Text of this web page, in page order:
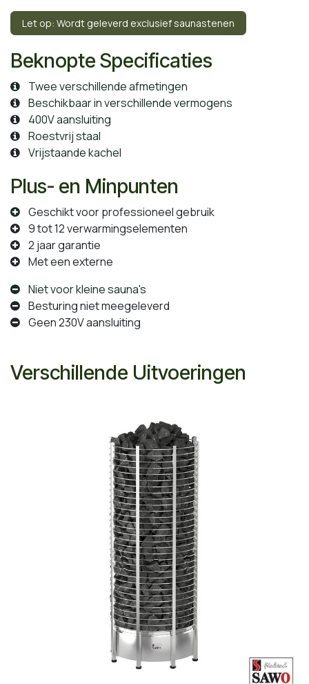
Let op: Wordt geleverd exclusief saunastenen
Beknopte Specificaties
Twee verschillende afmetingen
Beschikbaar in verschillende vermogens
400V aansluiting
Roestvrij staal
Vrijstaande kachel
Plus- en Minpunten
Geschikt voor professioneel gebruik
9 tot 12 verwarmingselementen
2 jaar garantie
Met een externe
Niet voor kleine sauna's
Besturing niet meegeleverd
Geen 230V aansluiting
Verschillende Uitvoeringen